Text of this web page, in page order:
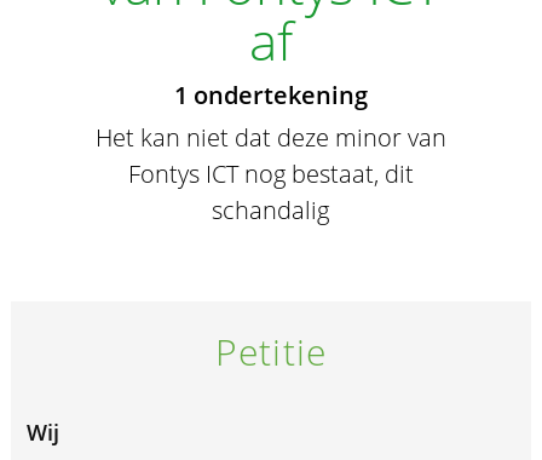
af
1 ondertekening
Het kan niet dat deze minor van
Fontys ICT nog bestaat, dit
schandalig
Petitie
Wij